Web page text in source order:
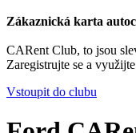
Zákaznická karta
CARent Club, to jsou
Zaregistrujte se a
Vstoupit do clubu